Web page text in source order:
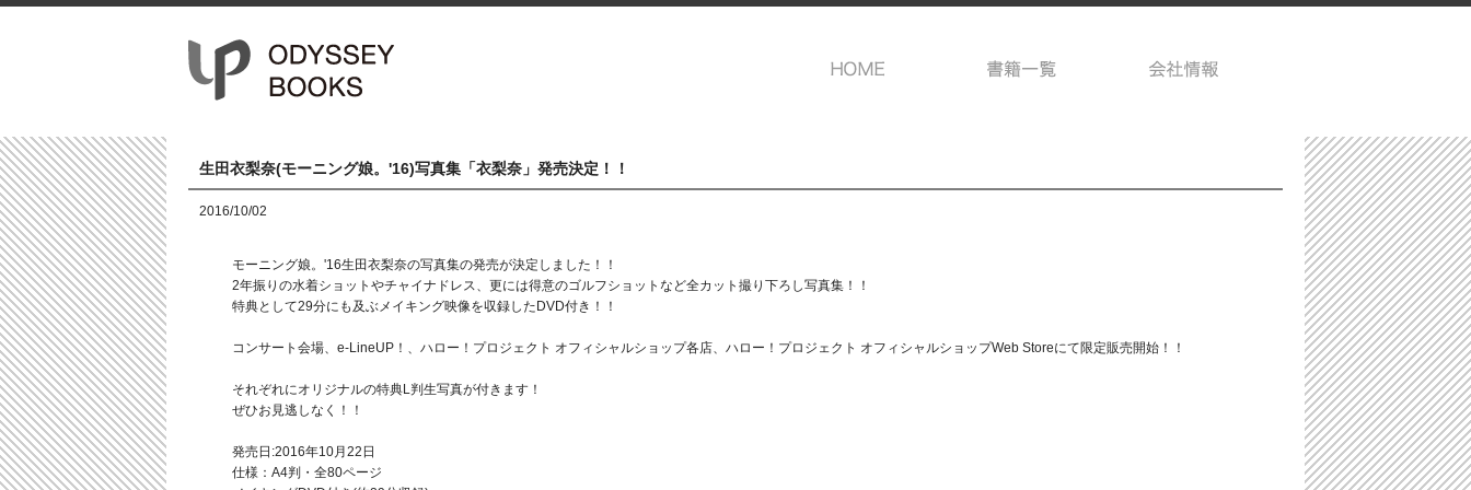
生田衣梨奈(モーニング娘。'16)写真集「衣梨奈」発売決定！！
2016/10/02
モーニング娘。'16生田衣梨奈の写真集の発売が決定しました！！
2年振りの水着ショットやチャイナドレス、更には得意のゴルフショットなど全カット撮り下ろし写真集！！
特典として29分にも及ぶメイキング映像を収録したDVD付き！！
コンサート会場、e-LineUP！、ハロー！プロジェクト オフィシャルショップ各店、ハロー！プロジェクト オフィシャルショップWeb Storeにて限定販売開始！！
それぞれにオリジナルの特典L判生写真が付きます！
ぜひお見逃しなく！！
発売日:2016年10月22日
仕様：A4判・全80ページ